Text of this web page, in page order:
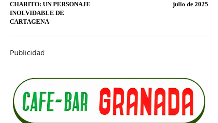
CHARITO: UN PERSONAJE
INOLVIDABLE DE
CARTAGENA
julio de 2025
Publicidad